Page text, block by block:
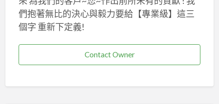
們抱著無比的決心與毅力要給【專業級】這三
個字 重新下定義!
Contact Owner